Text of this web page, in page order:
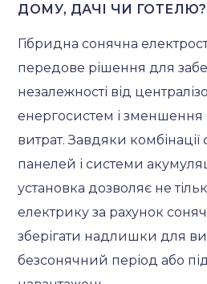
ДОМУ, ДАЧІ ЧИ ГОТЕЛЮ?
Гібридна сонячна
передове рішення для
незалежності від
енергосистем і
витрат. Завдяки комбінації
панелей і системи
установка дозволяє не
електрику за рахунок
зберігати надлишки для
безсонячний період або